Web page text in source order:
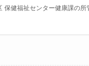
保健福祉センター健康課の所